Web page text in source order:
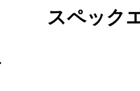
スペック